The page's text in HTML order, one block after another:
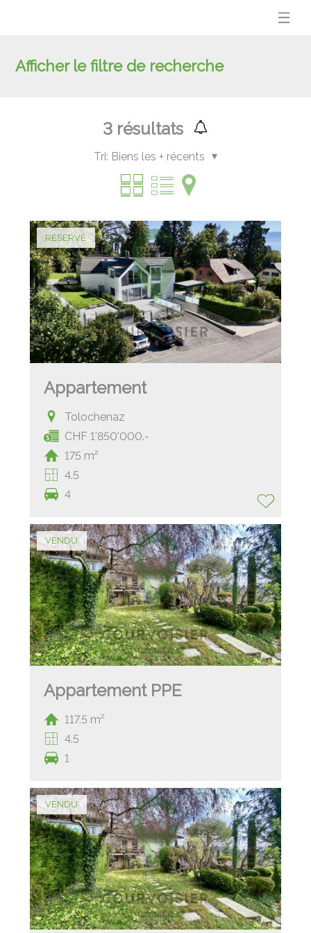
Afficher le filtre de recherche
3 résultats
Tri: Biens les + récents
RÉSERVÉ
Appartement
Tolochenaz
CHF 1'850'000.-
175 m²
4.5
4
VENDU
Appartement PPE
117.5 m²
4.5
1
VENDU